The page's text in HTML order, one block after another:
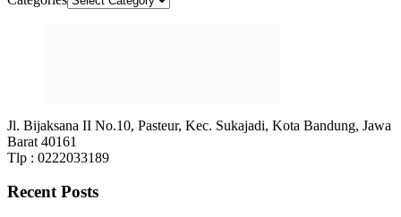
Jl. Bijaksana II No.10, Pasteur, Kec. Sukajadi, Kota Bandung, Jawa
Barat 40161
Tlp : 0222033189
Recent Posts